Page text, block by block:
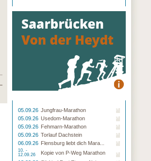
05.09.26 Jungfrau-Marathon
05.09.26 Usedom-Marathon
05.09.26 Fehmarn-Marathon
05.09.26 Torlauf Dachstein
06.09.26 Flensburg liebt dich Mara...
10. -
12.09.26
Kopie von P-Weg Marathon